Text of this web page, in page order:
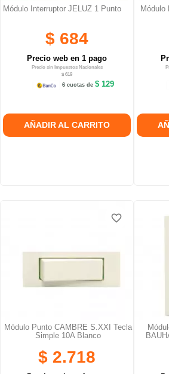
Módulo Interruptor JELUZ 1 Punto
$ 684
Precio web en 1 pago
Precio sin Impuestos Nacionales
$ 619
6 cuotas de$ 129
AÑADIR AL CARRITO
Módulo
Módulo Punto CAMBRE S.XXI Tecla
Simple 10A Blanco
$ 2.718
favorite_border
favorite_border